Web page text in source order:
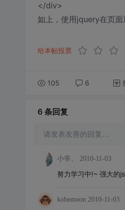
</div>
如上，使用jquery在页面
给本帖投票
105 6
6 条回复
请发表友善的回复…
小辛、 2010-11-03
努力学习中!~ 强大的js
kobemoon 2010-11-03